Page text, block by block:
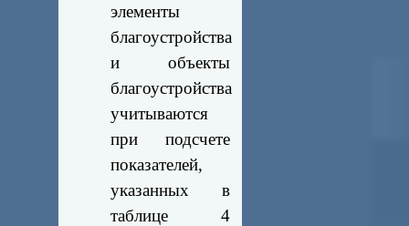
элементы
благоустройства
и объекты
благоустройства
учитываются
при подсчете
показателей,
указанных в
таблице 4